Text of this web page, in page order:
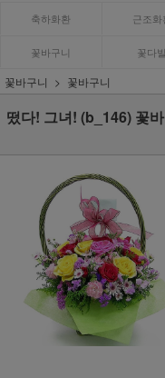
축하화환 근조화
꽃바구니 꽃다
꽃바구니 꽃바구니
떴다! 그녀! (b_146) 꽃